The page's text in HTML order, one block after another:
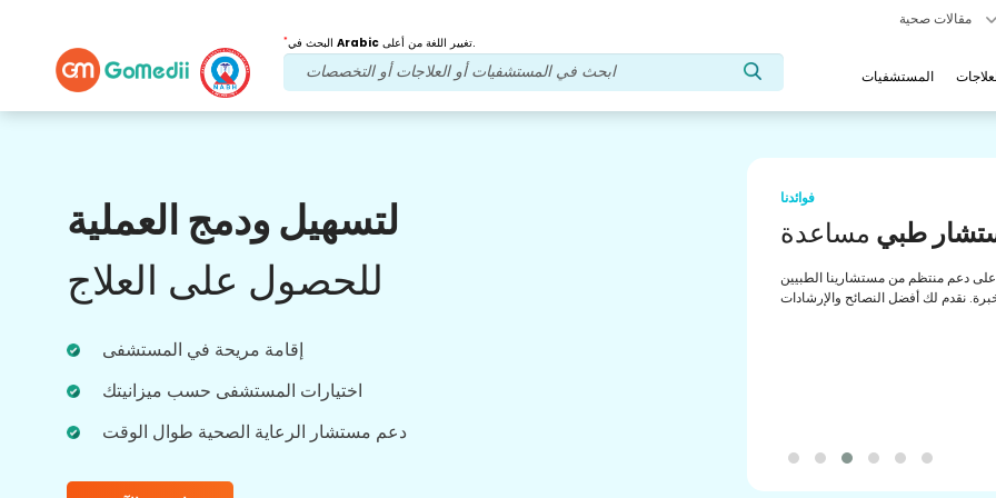
* Arabic تغيير اللغة من أعلى.
المستشفيات
لتسهيل ودمج العملية
للحصول على العلاج
إقامة مريحة في المستشفى
اختيارات المستشفى حسب ميزانيتك
دعم مستشار الرعاية الصحية طوال الوقت
بعد العلاجمتابعة الرعاية
احصل على دعم طبي ودعم للمرضى على مدار
الساعة طوال أيام الأسبوع مع فريقنا الذي يعالج
فوائدنا
طبي مساعدة
دعم منتظم من مستشارينا الطبيين